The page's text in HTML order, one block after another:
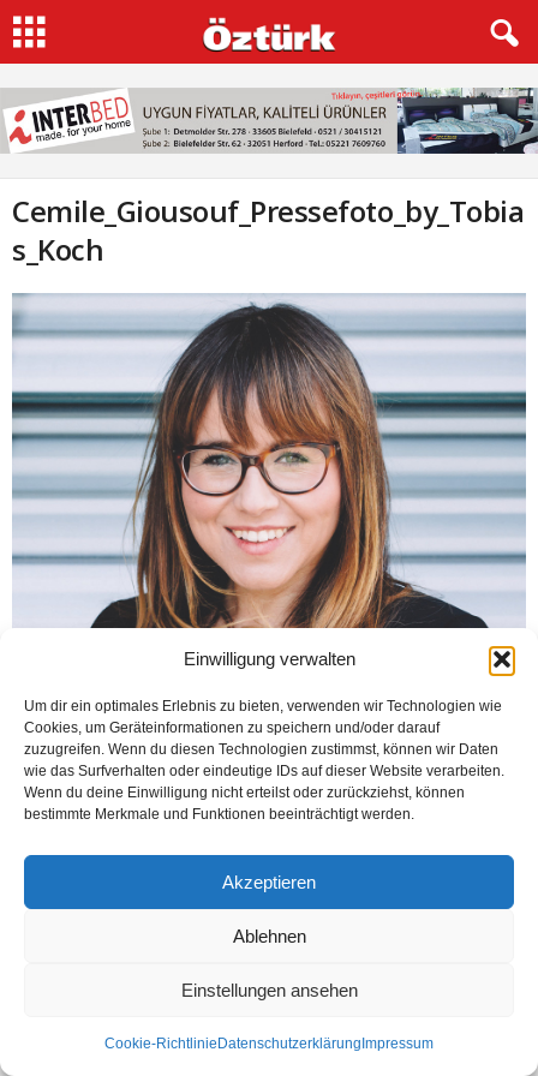
Einwilligung verwalten
Um dir ein optimales Erlebnis zu bieten, verwenden wir Technologien wie
Cookies, um Geräteinformationen zu speichern und/oder darauf
zuzugreifen. Wenn du diesen Technologien zustimmst, können wir Daten
wie das Surfverhalten oder eindeutige IDs auf dieser Website verarbeiten.
Wenn du deine Einwilligung nicht erteilst oder zurückziehst, können
bestimmte Merkmale und Funktionen beeinträchtigt werden.
Akzeptieren
Ablehnen
Einstellungen ansehen
Cookie-Richtlinie Datenschutzerklärung Impressum
Cemile_Giousouf_Pressefoto_by_Tobia
s_Koch